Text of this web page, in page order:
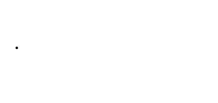
関連ソリューション